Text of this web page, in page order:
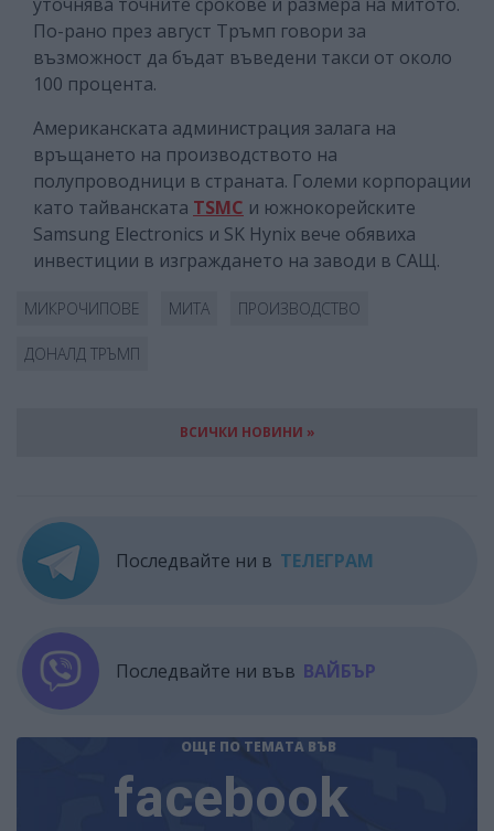
По-рано през август Тръмп говори за
възможност да бъдат въведени такси от около
100 процента.
Американската администрация залага на
връщането на производството на
полупроводници в страната. Големи корпорации
като тайванската TSMC и южнокорейските
Samsung Electronics и SK Hynix вече обявиха
инвестиции в изграждането на заводи в САЩ.
МИКРОЧИПОВЕ МИТА ПРОИЗВОДСТВО
ДОНАЛД ТРЪМП
ВСИЧКИ НОВИНИ »
Последвайте ни в ТЕЛЕГРАМ
Последвайте ни във ВАЙБЪР
ОЩЕ ПО ТЕМАТА ВЪВ
facebook